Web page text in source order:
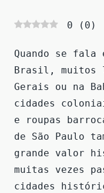
0 ( 0 )
Quando se
Brasil, muitos
Gerais ou na
cidades
e roupas
de São Paulo
grande valor
muitas vezes
cidades